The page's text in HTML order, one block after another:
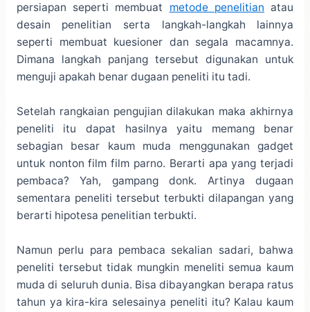
persiapan seperti membuat metode penelitian atau
desain penelitian serta langkah-langkah lainnya
seperti membuat kuesioner dan segala macamnya.
Dimana langkah panjang tersebut digunakan untuk
menguji apakah benar dugaan peneliti itu tadi.
Setelah rangkaian pengujian dilakukan maka akhirnya
peneliti itu dapat hasilnya yaitu memang benar
sebagian besar kaum muda menggunakan gadget
untuk nonton film film parno. Berarti apa yang terjadi
pembaca? Yah, gampang donk. Artinya dugaan
sementara peneliti tersebut terbukti dilapangan yang
berarti hipotesa penelitian terbukti.
Namun perlu para pembaca sekalian sadari, bahwa
peneliti tersebut tidak mungkin meneliti semua kaum
muda di seluruh dunia. Bisa dibayangkan berapa ratus
tahun ya kira-kira selesainya peneliti itu? Kalau kaum